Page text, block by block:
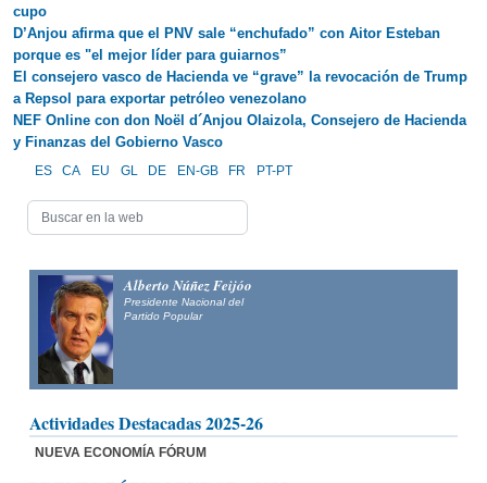
cupo
D’Anjou afirma que el PNV sale “enchufado” con Aitor Esteban
porque es "el mejor líder para guiarnos”
El consejero vasco de Hacienda ve “grave” la revocación de Trump
a Repsol para exportar petróleo venezolano
NEF Online con don Noël d´Anjou Olaizola, Consejero de Hacienda
y Finanzas del Gobierno Vasco
ES CA EU GL DE EN-GB FR PT-PT
Alberto Núñez Feijóo
Presidente Nacional del
Partido Popular
Actividades Destacadas 2025-26
NUEVA ECONOMÍA FÓRUM